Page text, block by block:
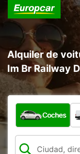
Alquiler de
Im Br Railway
¿Qué tipo de
Coches